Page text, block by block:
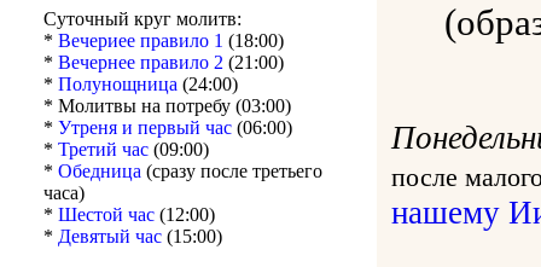
Суточный круг молитв:
* Вечериее правило 1 (18:00)
* Вечернее правило 2 (21:00)
* Полунощница (24:00)
* Молитвы на потребу (03:00)
* Утреня и первый час (06:00)
* Третий час (09:00)
* Обедница (сразу после третьего
часа)
* Шестой час (12:00)
* Девятый час (15:00)
после
нашему